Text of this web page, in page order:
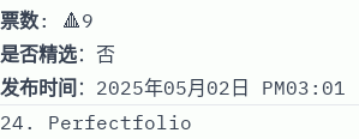
票数: 🔺9
是否精选：否
发布时间 ：2025年05月02日 PM03:01
24. Perfectfolio